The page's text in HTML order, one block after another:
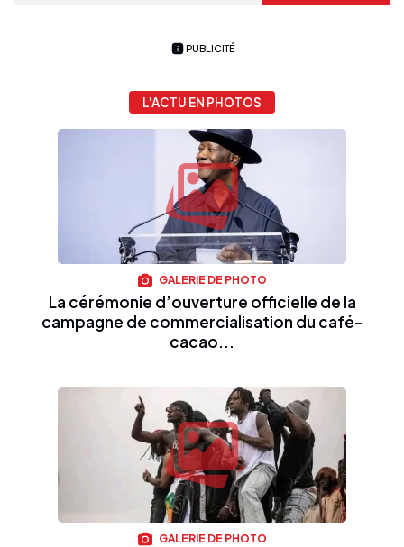
PUBLICITÉ
L'ACTU EN PHOTOS
GALERIE DE PHOTO
La cérémonie d’ouverture officielle de la
campagne de commercialisation du café-
cacao...
GALERIE DE PHOTO